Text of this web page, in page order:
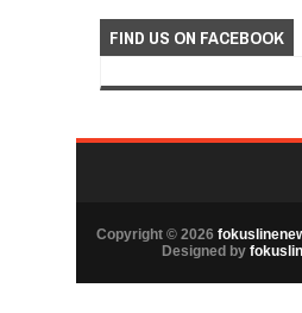
FIND US ON FACEBOOK
Copyright © 2026
Designed by